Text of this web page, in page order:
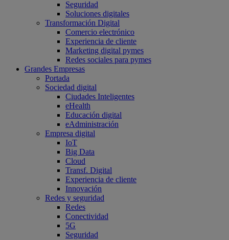
Seguridad
Soluciones digitales
Transformación Digital
Comercio electrónico
Experiencia de cliente
Marketing digital pymes
Redes sociales para pymes
Grandes Empresas
Portada
Sociedad digital
Ciudades Inteligentes
eHealth
Educación digital
eAdministración
Empresa digital
IoT
Big Data
Cloud
Transf. Digital
Experiencia de cliente
Innovación
Redes y seguridad
Redes
Conectividad
5G
Seguridad